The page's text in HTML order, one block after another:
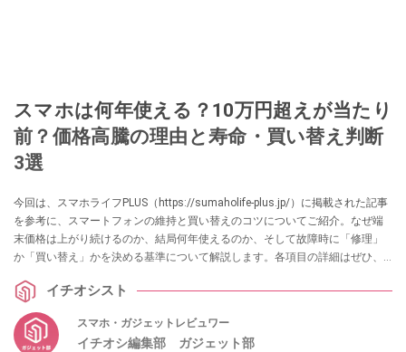
スマホは何年使える？10万円超えが当たり
前？価格高騰の理由と寿命・買い替え判断
3選
今回は、スマホライフPLUS（https://sumaholife-plus.jp/）に掲載された記事
を参考に、スマートフォンの維持と買い替えのコツについてご紹介。なぜ端
末価格は上がり続けるのか、結局何年使えるのか、そして故障時に「修理」
か「買い替え」かを決める基準について解説します。各項目の詳細はぜひ、
イチオシスト
スマホ・ガジェットレビュワー
イチオシ編集部 ガジェット部